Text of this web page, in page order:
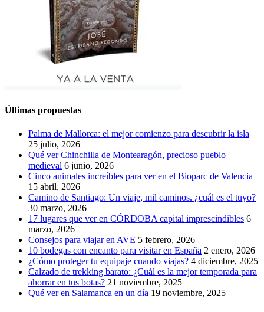
Últimas propuestas
Palma de Mallorca: el mejor comienzo para descubrir la isla
25 julio, 2026
Qué ver Chinchilla de Montearagón, precioso pueblo
medieval 6 junio, 2026
Cinco animales increíbles para ver en el Bioparc de Valencia
15 abril, 2026
Camino de Santiago: Un viaje, mil caminos. ¿cuál es el tuyo?
30 marzo, 2026
17 lugares que ver en CÓRDOBA capital imprescindibles 6
marzo, 2026
Consejos para viajar en AVE 5 febrero, 2026
10 bodegas con encanto para visitar en España 2 enero, 2026
¿Cómo proteger tu equipaje cuando viajas? 4 diciembre, 2025
Calzado de trekking barato: ¿Cuál es la mejor temporada para
ahorrar en tus botas? 21 noviembre, 2025
Qué ver en Salamanca en un día 19 noviembre, 2025